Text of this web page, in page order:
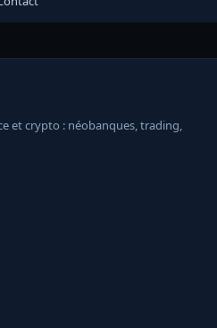
et crypto : néobanques, trading,